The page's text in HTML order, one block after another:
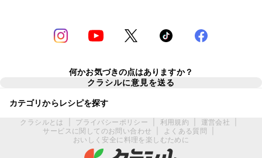
何かお気づきの点はありますか？
クラシルに意見を送る
カテゴリからレシピを探す
クラシルとは プライバシーポリシー 利用規約 運営会社
サービスに関してのお問い合わせ
よくある質問
おいしく安全に料理を楽しむために